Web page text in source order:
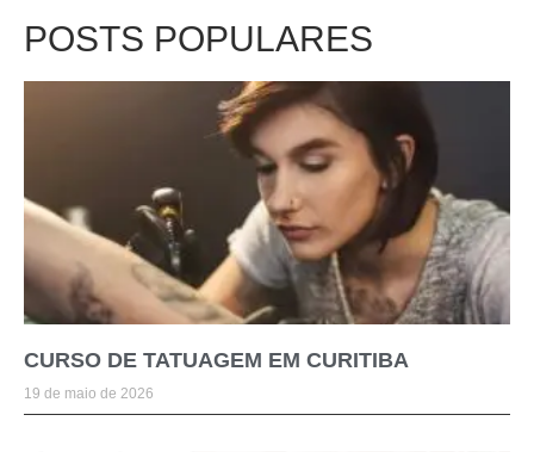
POSTS POPULARES
CURSO DE TATUAGEM EM CURITIBA
19 de maio de 2026